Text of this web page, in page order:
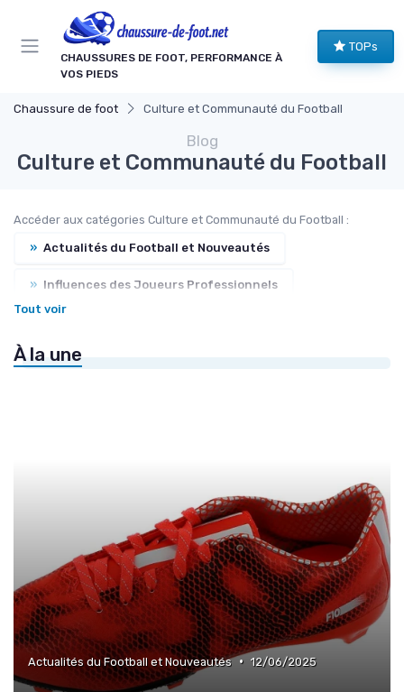
CHAUSSURES DE FOOT, PERFORMANCE À
VOS PIEDS
TOPs
Chaussure de foot Culture et Communauté du Football
Blog
Culture et Communauté du Football
Accéder aux catégories Culture et Communauté du Football :
» Actualités du Football et Nouveautés
» Influences des Joueurs Professionnels
» Forums et Discussions
Tout voir
À la une
Actualités du Football et Nouveautés • 12/06/2025
Panneau de gestion des cookies